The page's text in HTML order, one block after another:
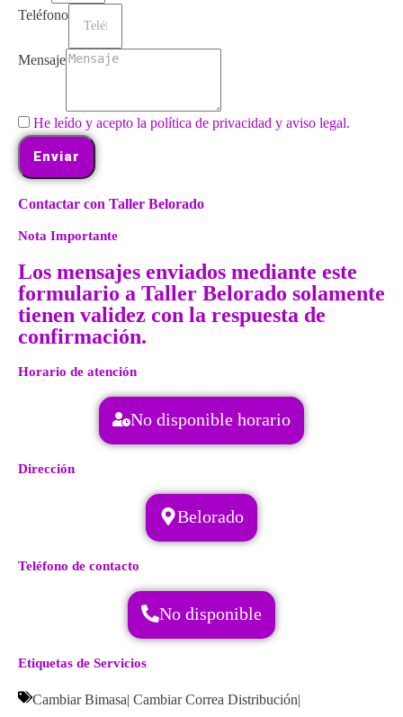
Teléfono
Mensaje
He leído y acepto la política de privacidad y aviso legal.
Enviar
Contactar con Taller Belorado
Nota Importante
Los mensajes enviados mediante este
formulario a Taller Belorado solamente
tienen validez con la respuesta de
confirmación.
Horario de atención
No disponible horario
Dirección
Belorado
Teléfono de contacto
No disponible
Etiquetas de Servicios
Cambiar Bimasa| Cambiar Correa Distribución|